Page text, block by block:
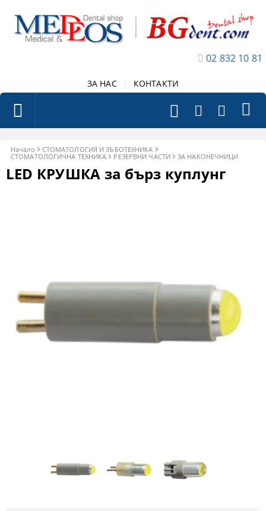
02 832 10 81
ЗА НАС КОНТАКТИ
Начало
СТОМАТОЛОГИЯ И ЗЪБОТЕХНИКА
СТОМАТОЛОГИЧНА ТЕХНИКА
РЕЗЕРВНИ ЧАСТИ ЗА НАКОНЕЧНИЦИ
LED КРУШКА за бърз куплунг